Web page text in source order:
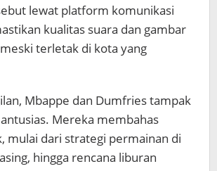
lewat platform komunikasi
kualitas suara dan gambar
terletak di kota yang
Mbappe dan Dumfries tampak
Mereka membahas
mulai dari strategi permainan di
hingga rencana liburan